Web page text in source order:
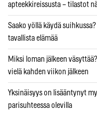
apteekkireissusta – tilastot
Saako yöllä käydä
tavallista elämää
Miksi loman jälkeen
vielä kahden viikon jälkeen
Yksinäisyys on lisääntynyt
parisuhteessa olevilla